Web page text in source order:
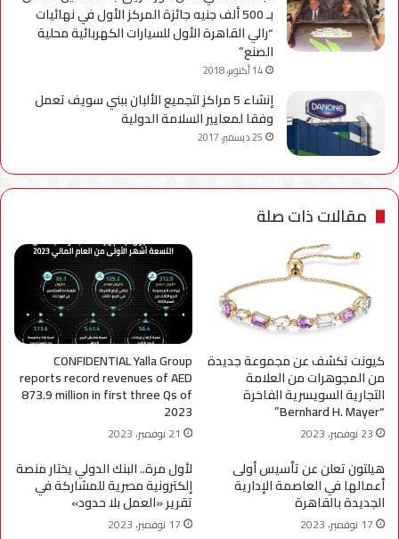
بـ 500 ألف جنيه جائزة المركز الأول في نهائيات
“رالي القاهرة الأول للسيارات الكهربائية محلية
الصنع”
14 أكتوبر، 2018
إنشاء 5 مراكز لتجميع الألبان ببني سويف تعمل
وفقا لمعايير السلامة الدولية
25 ديسمبر، 2017
مقالات ذات صلة
كيونت تكشف عن مجموعة جديدة
من المجوهرات من العلامة
التجارية السويسرية الفاخرة
“Bernhard H. Mayer”
23 نوفمبر، 2023
CONFIDENTIAL Yalla Group
reports record revenues of AED
873.9 million in first three Qs of
2023
21 نوفمبر، 2023
هيلتون تعلن عن تأسيس أولى
أعمالها في العاصمة الإدارية
الجديدة بالقاهرة
17 نوفمبر، 2023
لأول مرة.. البنك الدولي يختار منصة
إلكترونية مصرية للمشاركة في
تقرير «العمل بلا حدود»
17 نوفمبر، 2023